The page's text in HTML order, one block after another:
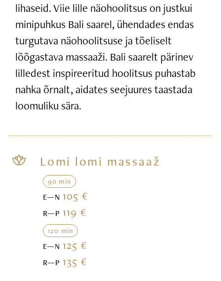
lihaseid. Viie lille näohoolitsus on justkui
minipuhkus Bali saarel, ühendades endas
turgutava näohoolitsuse ja tõeliselt
lõõgastava massaaži. Bali saarelt pärinev
lilledest inspireeritud hoolitsus puhastab
nahka õrnalt, aidates seejuures taastada
loomuliku sära.
Lomi lomi massaaž
90 min
E—N105 €
R—P119 €
120 min
E—N125 €
R—P135 €